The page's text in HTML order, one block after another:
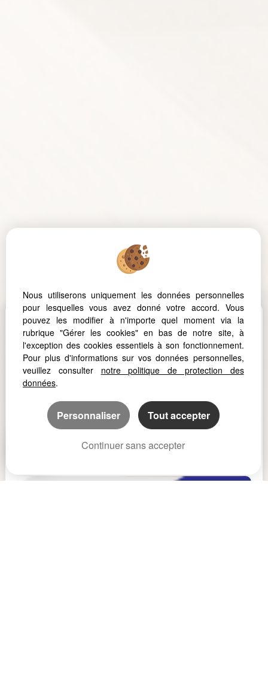
NOS AVIS
Nous utiliserons uniquement les données personnelles
pour lesquelles vous avez donné votre accord. Vous
pouvez les modifier à n'importe quel moment via la
rubrique "Gérer les cookies" en bas de notre site, à
l'exception des cookies essentiels à son fonctionnement.
Pour plus d'informations sur vos données personnelles,
veuillez consulter notre politique de protection des
données.
Personnaliser Tout accepter
Continuer sans accepter